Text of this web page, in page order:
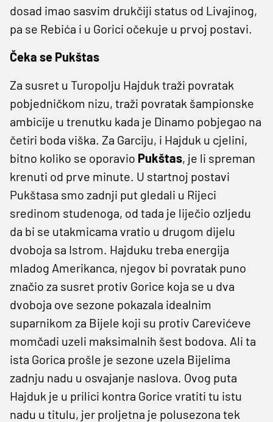
dosad imao sasvim drukčiji status od Livajinog,
pa se Rebića i u Gorici očekuje u prvoj postavi.
Čeka se Pukštas
Za susret u Turopolju Hajduk traži povratak
pobjedničkom nizu, traži povratak šampionske
ambicije u trenutku kada je Dinamo pobjegao na
četiri boda viška. Za Garciju, i Hajduk u cjelini,
bitno koliko se oporavio Pukštas, je li spreman
krenuti od prve minute. U startnoj postavi
Pukštasa smo zadnji put gledali u Rijeci
sredinom studenoga, od tada je liječio ozljedu
da bi se utakmicama vratio u drugom dijelu
dvoboja sa Istrom. Hajduku treba energija
mladog Amerikanca, njegov bi povratak puno
značio za susret protiv Gorice koja se u dva
dvoboja ove sezone pokazala idealnim
suparnikom za Bijele koji su protiv Carevićeve
momčadi uzeli maksimalnih šest bodova. Ali ta
ista Gorica prošle je sezone uzela Bijelima
zadnju nadu u osvajanje naslova. Ovog puta
Hajduk je u prilici kontra Gorice vratiti tu istu
nadu u titulu, jer proljetna je polusezona tek